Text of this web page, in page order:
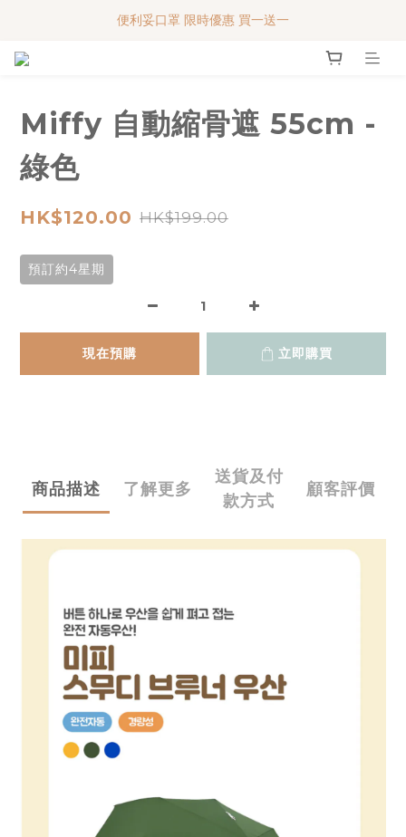
便利妥口罩 限時優惠 買一送一
便利妥口罩 限時優惠 買一送一
Miffy 自動縮骨遮 55cm -
綠色
HK$120.00 HK$199.00
預訂約4星期
現在預購 立即購買
商品描述 了解更多
送貨及付
款方式
顧客評價